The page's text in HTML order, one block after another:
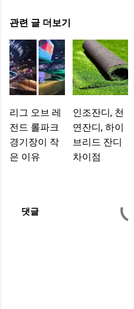
관련 글 더보기
리그 오브 레
전드 롤파크
경기장이 작
은 이유
인조잔디, 천
연잔디, 하이
브리드 잔디
차이점
댓글